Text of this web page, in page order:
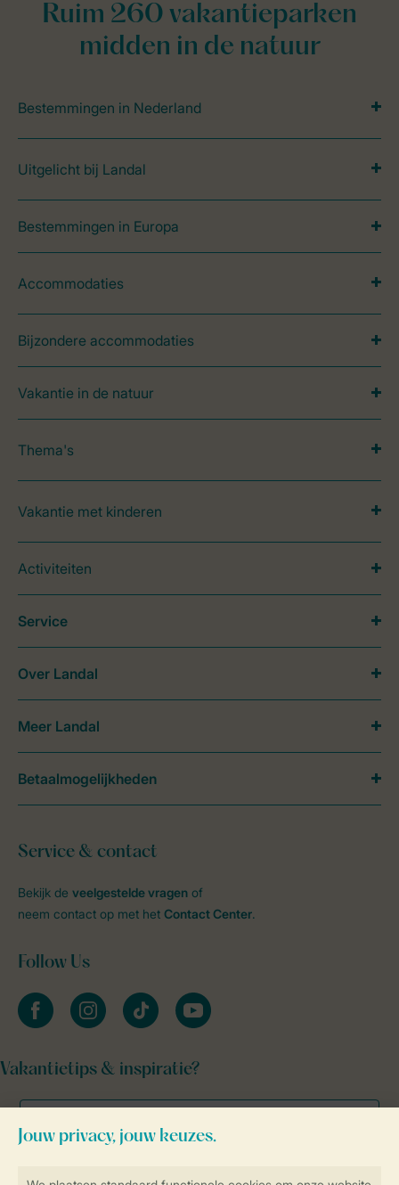
Ruim 260 vakantieparken
midden in de natuur
Bestemmingen in Nederland
Uitgelicht bij Landal
Bestemmingen in Europa
Accommodaties
Bijzondere accommodaties
Vakantie in de natuur
Thema's
Vakantie met kinderen
Activiteiten
Service & contact
Bekijk de veelgestelde vragen of
neem contact op met het Contact Center.
Follow Us
facebookinstagramtiktok youtube
Vakantietips & inspiratie?
Service
Over Landal
Meer Landal
Betaalmogelijkheden